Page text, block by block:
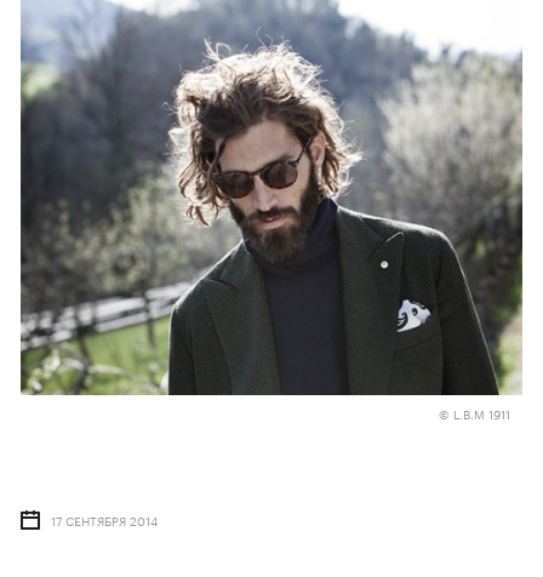
© L.B.M 1911
17 СЕНТЯБРЯ 2014